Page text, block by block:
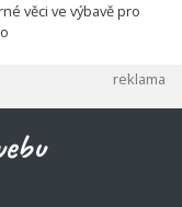
věci ve výbavě pro